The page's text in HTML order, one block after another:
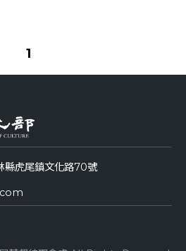
1
虎尾鎮文化路70號